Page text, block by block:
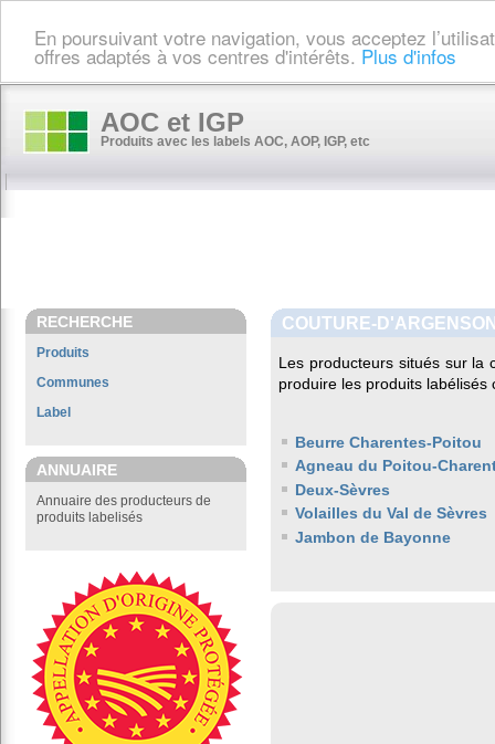
En poursuivant votre navigation, vous acceptez
offres adaptés à vos centres d'intérêts. Plus d'infos
AOC et IGP
Produits avec les labels AOC, AOP, IGP, etc
RECHERCHE
Produits
Communes
Label
ANNUAIRE
Annuaire des producteurs de
produits labelisés
COUTURE-
Les producteurs situés sur la
produire les produits labélisés
Beurre Charentes-Poitou
Agneau du Poitou-
Deux-Sèvres
Volailles du Val de Sèvres
Jambon de Bayonne